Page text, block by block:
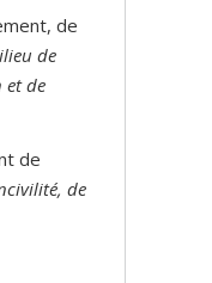
de
de
et de
de
de